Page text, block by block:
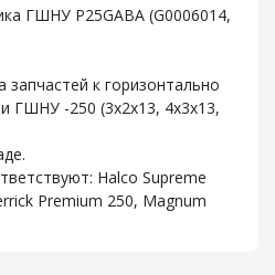
ГШНУ P25GABA (G0006014,
к горизонтально
ГШНУ -250 (3х2х13, 4х3х13,
Halco Supreme
Premium 250, Magnum